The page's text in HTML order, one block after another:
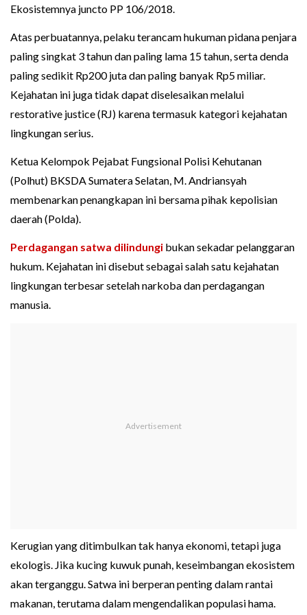
Ekosistemnya juncto PP 106/2018.
Atas perbuatannya, pelaku terancam hukuman pidana penjara
paling singkat 3 tahun dan paling lama 15 tahun, serta denda
paling sedikit Rp200 juta dan paling banyak Rp5 miliar.
Kejahatan ini juga tidak dapat diselesaikan melalui
restorative justice (RJ) karena termasuk kategori kejahatan
lingkungan serius.
Ketua Kelompok Pejabat Fungsional Polisi Kehutanan
(Polhut) BKSDA Sumatera Selatan, M. Andriansyah
membenarkan penangkapan ini bersama pihak kepolisian
daerah (Polda).
Perdagangan satwa dilindungi bukan sekadar pelanggaran
hukum. Kejahatan ini disebut sebagai salah satu kejahatan
lingkungan terbesar setelah narkoba dan perdagangan
manusia.
Kerugian yang ditimbulkan tak hanya ekonomi, tetapi juga
ekologis. Jika kucing kuwuk punah, keseimbangan ekosistem
akan terganggu. Satwa ini berperan penting dalam rantai
makanan, terutama dalam mengendalikan populasi hama.